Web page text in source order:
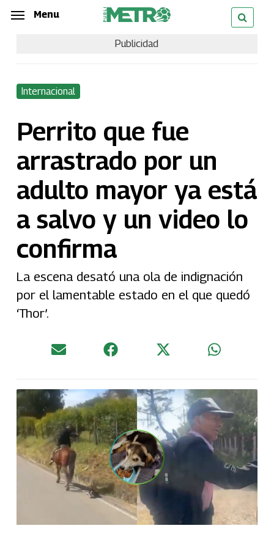
Skip
content
Menu
Publicidad
Internacional
Perrito que fue
arrastrado por un
adulto mayor ya está
a salvo y un video lo
confirma
La escena desató una ola de indignación
por el lamentable estado en el que quedó
‘Thor’.
Menu